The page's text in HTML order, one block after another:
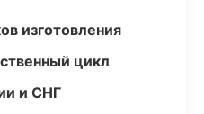
изготовления
цикл
и СНГ